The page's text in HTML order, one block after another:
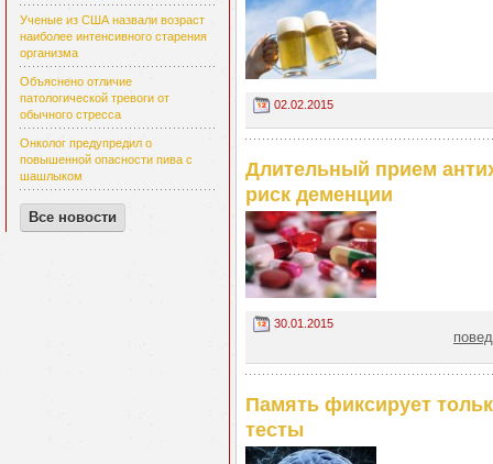
Ученые из США назвали возраст
наиболее интенсивного старения
организма
Объяснено отличие
патологической тревоги от
обычного стресса
Онколог предупредил о
повышенной опасности пива с
шашлыком
Все новости
02.02.2015
Длительный прием
риск деменции
30.01.2015
Память фиксирует
тесты